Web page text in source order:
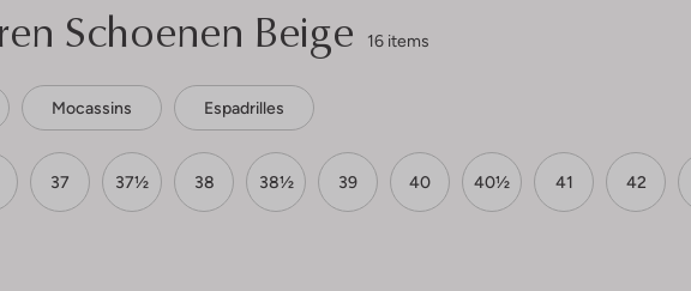
Schoenen Beige 16 items
Mocassins Espadrilles
37 37½ 38 38½ 39 40 40½ 41 42